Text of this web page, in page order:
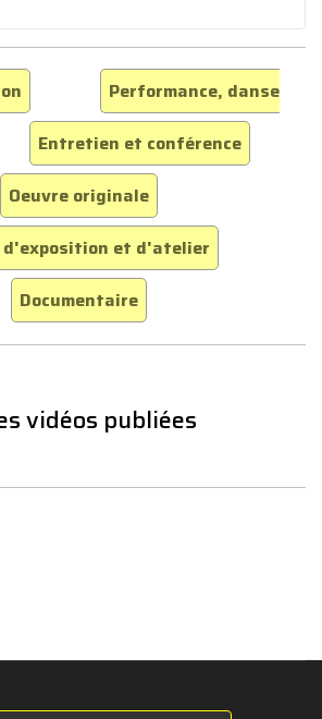
Performance, danse
Entretien et conférence
Oeuvre originale
et d'atelier
Documentaire
vidéos publiées